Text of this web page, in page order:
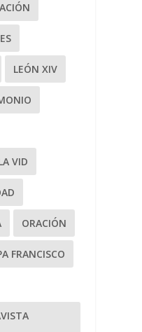
LEÓN XIV
VID
ORACIÓN
FRANCISCO